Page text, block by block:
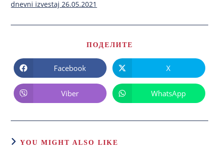
dnevni izvestaj 26.05.2021
ПОДЕЛИТЕ
Facebook X
Viber WhatsApp
YOU MIGHT ALSO LIKE